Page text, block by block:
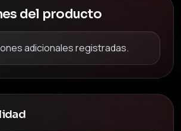
del producto
adicionales registradas.